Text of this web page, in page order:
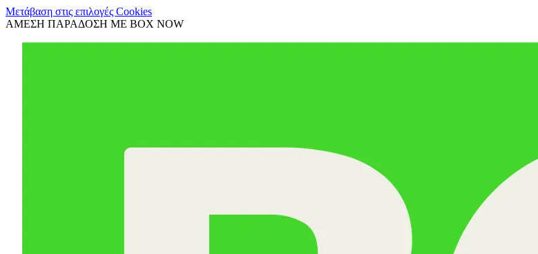
Μετάβαση στις επιλογές Cookies
ΑΜΕΣΗ ΠΑΡΑΔΟΣΗ ΜΕ BOX NOW